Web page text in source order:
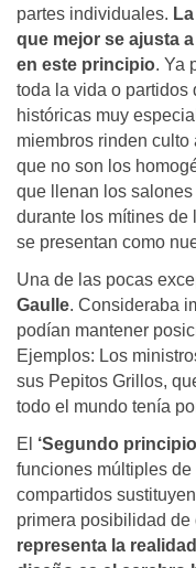
partes individuales.
que mejor se ajusta
en este principio. Ya
toda la vida o partidos
históricas muy
miembros rinden
que no son los
que llenan los
durante los mítines de
se presentan como
Una de las pocas
Gaulle. Consideraba
podían mantener
Ejemplos: Los
sus Pepitos Grillos,
todo el mundo tenía
El ‘Segundo
funciones múltiples
compartidos
primera posibilidad de
representa la